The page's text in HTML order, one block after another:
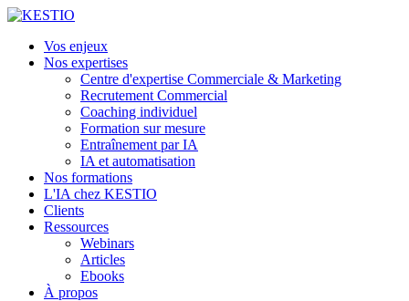
Vos enjeux
Nos expertises
Centre d'expertise Commerciale & Marketing
Recrutement Commercial
Coaching individuel
Formation sur mesure
Entraînement par IA
IA et automatisation
Nos formations
L'IA chez KESTIO
Clients
Ressources
Webinars
Articles
Ebooks
À propos